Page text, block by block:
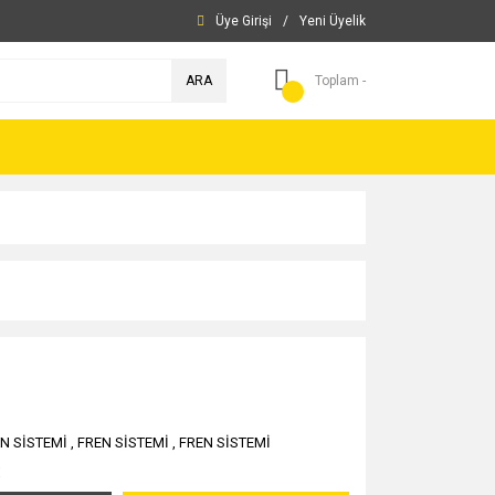
Üye Girişi / Yeni Üyelik
ARA Toplam -
SİSTEMİ , FREN SİSTEMİ , FREN SİSTEMİ